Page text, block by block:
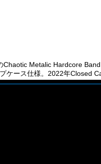
Chaotic Metalic Hardcore
ケース仕様。2022年Closed